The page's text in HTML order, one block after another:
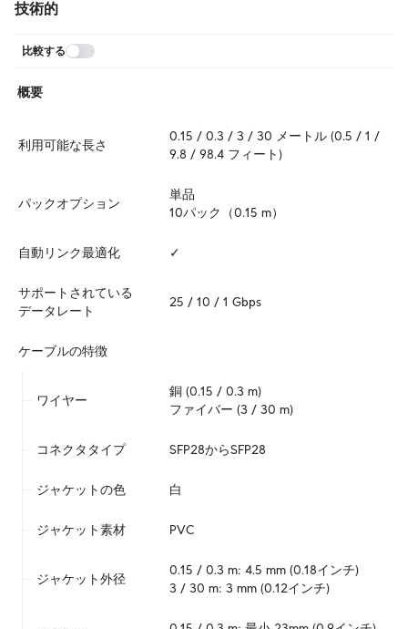
技術的
比較する
概要
利用可能な長さ
0.15 / 0.3 / 3 / 30 メートル (0.5 / 1 /
9.8 / 98.4 フィート)
パックオプション
単品
10パック（0.15 m）
自動リンク最適化 ✓
サポートされている
データレート
25 / 10 / 1 Gbps
ケーブルの特徴
ワイヤー
銅 (0.15 / 0.3 m)
ファイバー (3 / 30 m)
コネクタタイプ SFP28からSFP28
ジャケットの色 白
ジャケット素材 PVC
ジャケット外径
0.15 / 0.3 m: 4.5 mm (0.18インチ)
3 / 30 m: 3 mm (0.12インチ)